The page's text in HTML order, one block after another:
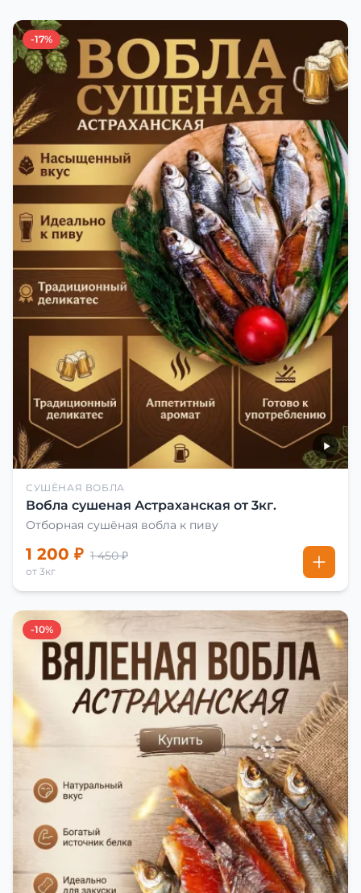
-17%
СУШЁНАЯ ВОБЛА
Вобла сушеная Астраханская от 3кг.
Отборная сушёная вобла к пиву
1 200 ₽ 1 450 ₽
от 3кг
-10%